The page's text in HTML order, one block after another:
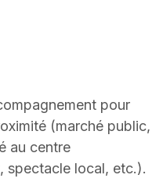
pour
(marché public,
au centre
spectacle local, etc.).